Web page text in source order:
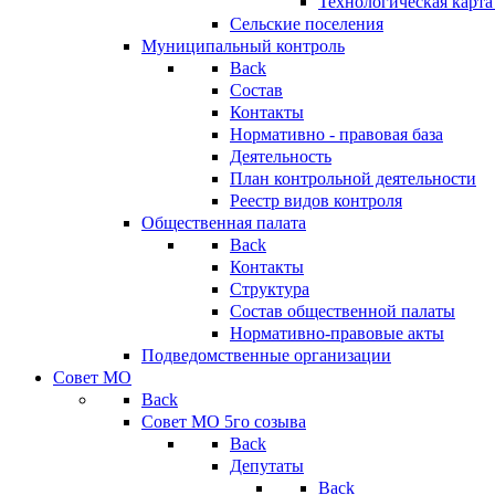
Сельские поселения
Муниципальный контроль
Back
Состав
Контакты
Нормативно - правовая база
Деятельность
План контрольной деятельности
Реестр видов контроля
Общественная палата
Back
Контакты
Структура
Состав общественной палаты
Нормативно-правовые акты
Подведомственные организации
Совет МО
Back
Совет МО 5го созыва
Back
Депутаты
Back